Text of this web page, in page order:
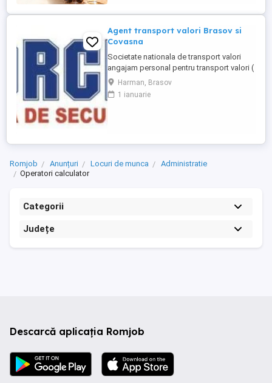
Agent transport valori Brasov si
Covasna
Societate nationala de transport valori
angajam personal pentru transport valori (
insotitori), program de lucru de zi.
Cerintele postului: studii medii absolvite;
disponibilitate de lucru in ture, deplasari
Harman, Brasov
1 ianuarie
Romjob Anunțuri Locuri de munca
Administratie
Operatori calculator
Categorii
Județe
Descarcă aplicația Romjob